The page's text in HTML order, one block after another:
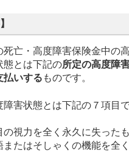
死亡・高度障害保険金中の
態とは下記の所定の高度障
払いする ものです。
障害状態とは下記の７項目で
の視力を全く永久に失った
またはそしゃくの機能を全